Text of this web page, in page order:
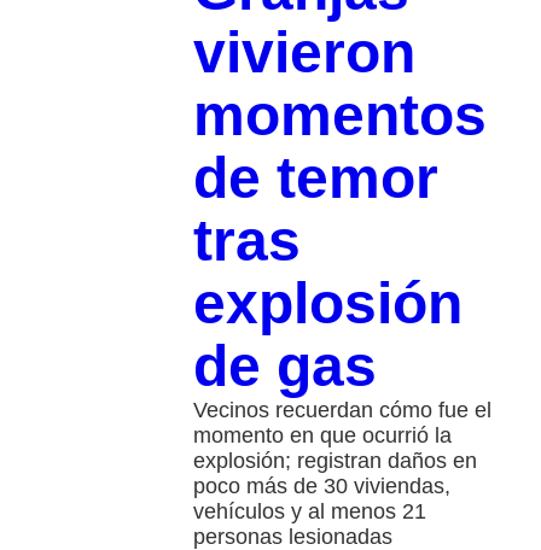
vivieron
momentos
de temor
tras
explosión
de gas
Vecinos recuerdan cómo fue el
momento en que ocurrió la
explosión; registran daños en
poco más de 30 viviendas,
vehículos y al menos 21
personas lesionadas